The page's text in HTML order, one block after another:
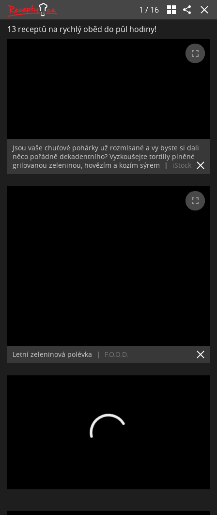
1 / 16
13 receptů na rychlý oběd do půl hodiny!
Jsou vaše chuťové pohárky už rozmlsané a vy byste si dali
něco pořádně dekadentního? Vyzkoušejte tortilly plněné
grilovanou zeleninou, hovězím a kozím sýrem
| iStock
Letní zeleninová polévka | F.O.O.D.